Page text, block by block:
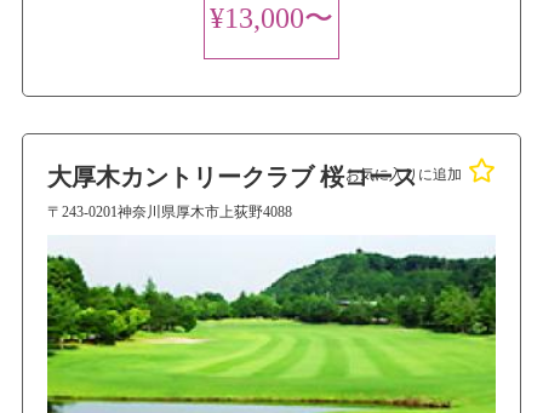
¥13,000〜
大厚木カントリークラブ 桜コース
〒243-0201神奈川県厚木市上荻野4088
お気に入りに追加